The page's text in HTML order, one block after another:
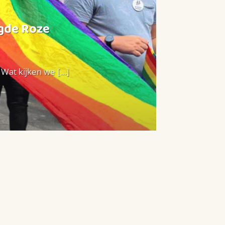
Roze
kijken we [...]